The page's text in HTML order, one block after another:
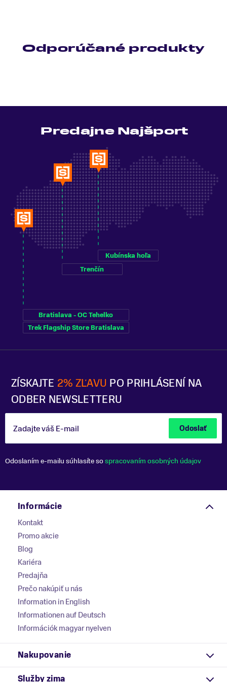
Odporúčané produkty
ZÍSKAJTE 2% ZĽAVU PO PRIHLÁSENÍ NA
ODBER NEWSLETTERU
Zadajte váš E-mail Odoslať
Odoslaním e-mailu súhlasíte sospracovaním osobných údajov
Predajne Najšport
Bratislava - OC Tehelko
Trek Flagship Store Bratislava
Trenčín
Kubínska hoľa
Informácie
Kontakt
Promo akcie
Blog
Kariéra
Predajňa
Prečo nakúpiť u nás
Information in English
Informationen auf Deutsch
Információk magyar nyelven
Nakupovanie
Služby zima